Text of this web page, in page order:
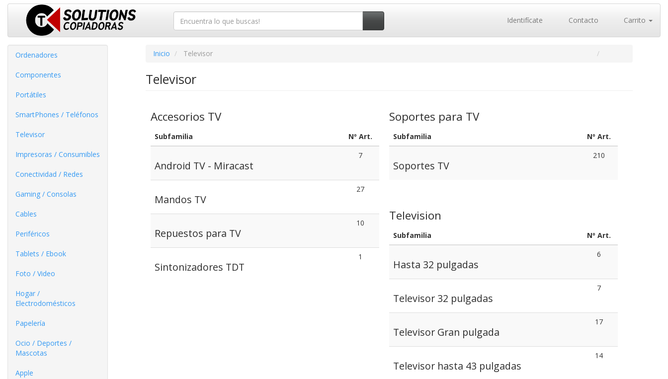
Identifícate Contacto Carrito
Ordenadores
Componentes
Portátiles
SmartPhones / Teléfonos
Televisor
Impresoras / Consumibles
Conectividad / Redes
Gaming / Consolas
Cables
Periféricos
Tablets / Ebook
Foto / Video
Hogar /
Electrodomésticos
Papelería
Ocio / Deportes /
Mascotas
Apple
Inicio Televisor
Televisor
Accesorios TV
Subfamilia Nº Art.
Android TV - Miracast
7
Mandos TV
27
Repuestos para TV
10
Sintonizadores TDT
1
Soportes para TV
Subfamilia Nº Art.
Soportes TV
210
Television
Subfamilia Nº Art.
Hasta 32 pulgadas
6
Televisor 32 pulgadas
7
Televisor Gran pulgada
17
Televisor hasta 43 pulgadas
14